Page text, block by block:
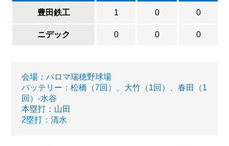
豊田鉄工 1 0 0
ニデック 0 0 0
会場：パロマ瑞穂野球場
バッテリー：松橋（7回）、大竹（1回）、春田（1
回）-水谷
本塁打：山田
2塁打：清水